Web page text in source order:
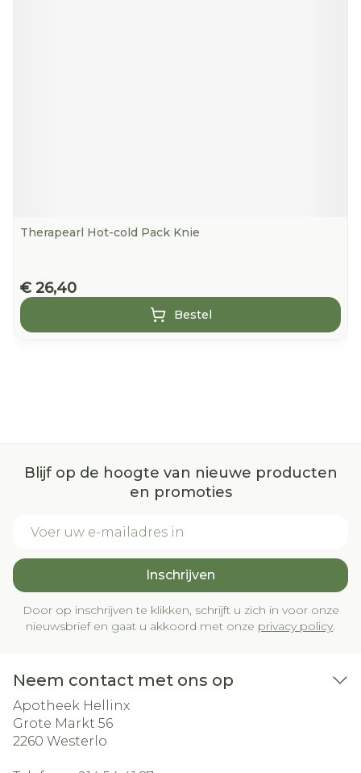
Therapearl Hot-cold Pack Knie
€ 26,40
Bestel
Blijf op de hoogte van nieuwe producten
en promoties
Inschrijven
Door op inschrijven te klikken, schrijft u zich in voor onze
nieuwsbrief en gaat u akkoord met onze privacy policy.
Neem contact met ons op
Apotheek Hellinx
Grote Markt 56
2260 Westerlo